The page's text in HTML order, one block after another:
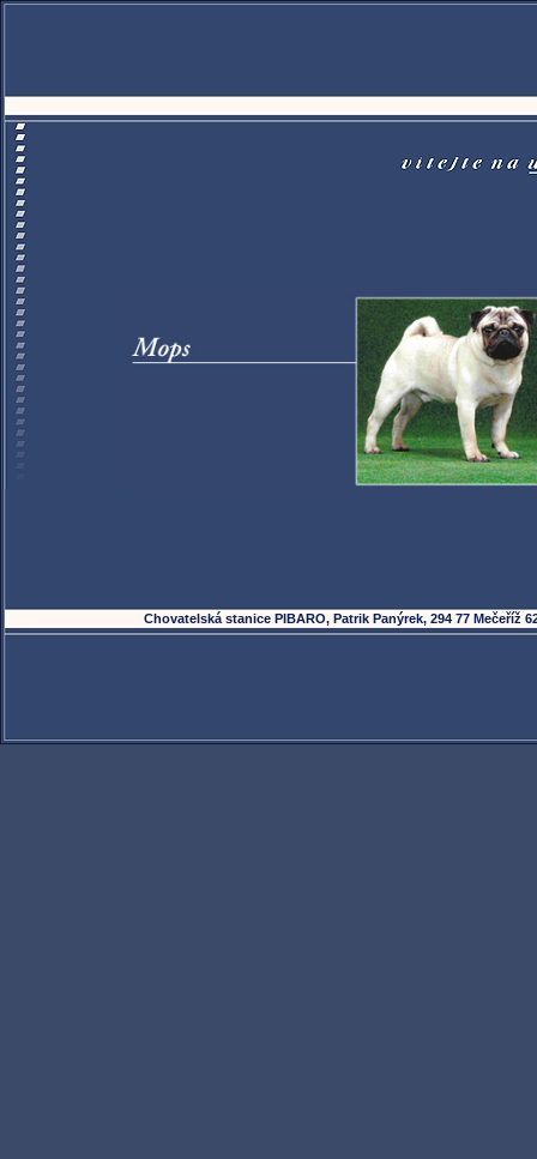
Chovatelská stanice PIBARO, Patrik Panýrek, 294 77 Mečeříž